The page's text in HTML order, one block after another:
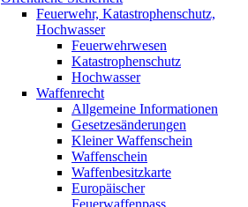
Feuerwehr, Katastrophenschutz,
Hochwasser
Feuerwehrwesen
Katastrophenschutz
Hochwasser
Waffenrecht
Allgemeine Informationen
Gesetzesänderungen
Kleiner Waffenschein
Waffenschein
Waffenbesitzkarte
Europäischer
Feuerwaffenpass